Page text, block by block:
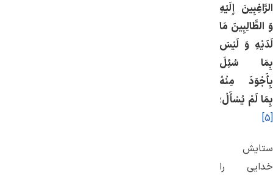
الرَّاغِبِينَ إِلَيْهِ
وَ الطَّالِبِينَ مَا
لَدَيْهِ وَ لَيْسَ
بِمَا سُئِلَ
بِأَجْوَدَ مِنْهُ
بِمَا لَمْ يُسْأَلْ؛
[5]
ستايش
خدايى را